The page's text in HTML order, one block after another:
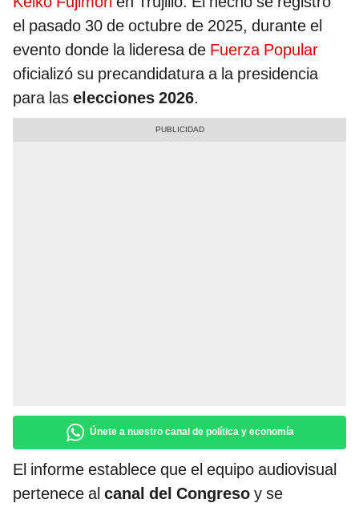
el pasado 30 de octubre de 2025, durante el
evento donde la lideresa de Fuerza Popular
oficializó su precandidatura a la presidencia
para las elecciones 2026.
Únete a nuestro canal de política y economía
El informe establece que el equipo audiovisual
pertenece al canal del Congreso y se